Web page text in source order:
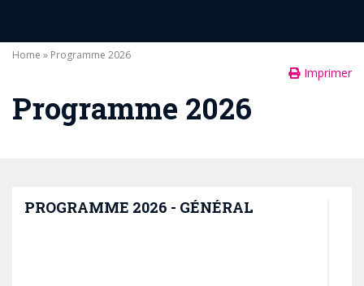
Home » Programme 2026
Imprimer
Programme 2026
PROGRAMME 2026 - GÉNÉRAL